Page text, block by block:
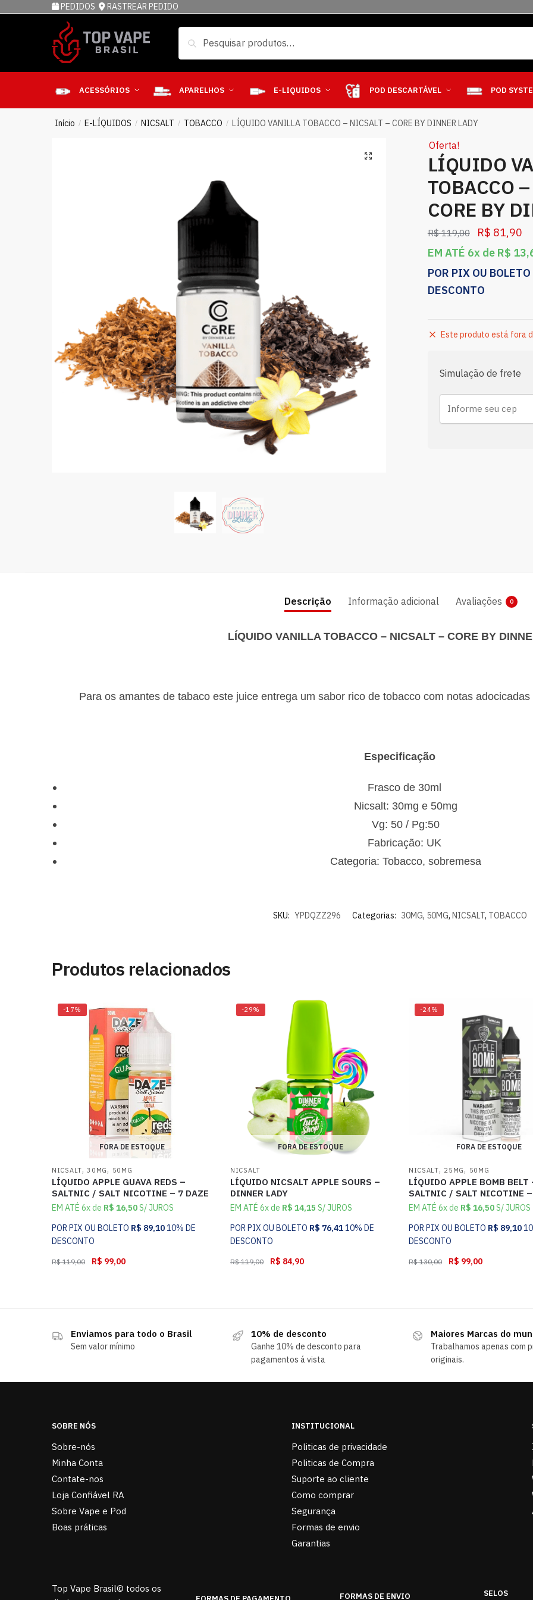
PEDIDOS RASTREAR PEDIDO
ACESSÓRIOS APARELHOS E-LIQUIDOS POD DESCARTÁVEL POD
Início / E-LÍQUIDOS / NICSALT / TOBACCO / LÍQUIDO VANILLA TOBACCO – NICSALT – CORE BY DINNER LADY
Oferta!
LÍQUIDO
TOBACCO
CORE BY
R$119,00 R$ 81,90
EM ATÉ 6x de R$
POR PIX OU BOLETO
DESCONTO
Este produto está fora
Simulação de frete
Descrição Informação adicional Avaliações 0
LÍQUIDO VANILLA TOBACCO – NICSALT – CORE BY
Para os amantes de tabaco este juice entrega um sabor rico de tobacco com notas
Especificação
Frasco de 30ml
Nicsalt: 30mg e 50mg
Vg: 50 / Pg:50
Fabricação: UK
Categoria: Tobacco, sobremesa
SKU: YPDQZZ296 Categorias: 30MG, 50MG, NICSALT, TOBACCO
Produtos relacionados
-17%
FORA DE ESTOQUE
NICSALT,30MG, 50MG
LÍQUIDO APPLE GUAVA REDS –
SALTNIC / SALT NICOTINE – 7 DAZE
EM ATÉ 6x de R$ 16,50S/ JUROS
POR PIX OU BOLETO R$ 89,1010% DE
DESCONTO
R$119,00 R$ 99,00
-29%
FORA DE ESTOQUE
NICSALT
LÍQUIDO NICSALT APPLE SOURS –
DINNER LADY
EM ATÉ 6x de R$ 14,15 S/ JUROS
POR PIX OU BOLETO R$ 76,4110% DE
DESCONTO
R$119,00 R$ 84,90
-24%
FORA DE ESTOQUE
NICSALT, 25MG, 50MG
LÍQUIDO APPLE BOMB BELT
SALTNIC / SALT NICOTINE
EM ATÉ 6x de R$ 16,50S/ JUROS
POR PIX OU BOLETO R$ 89,10
DESCONTO
R$130,00 R$ 99,00
Enviamos para todo o Brasil
Sem valor mínimo
10% de desconto
Ganhe 10% de desconto para
pagamentos á vista
Maiores Marcas do
Trabalhamos apenas com
originais.
SOBRE NÓS
Sobre-nós
Minha Conta
Contate-nos
Loja Confiável RA
Sobre Vape e Pod
Boas práticas
INSTITUCIONAL
Politicas de privacidade
Politicas de Compra
Suporte ao cliente
Como comprar
Segurança
Formas de envio
Garantias
Top Vape Brasil© todos os
FORMAS DE ENVIO SELOS